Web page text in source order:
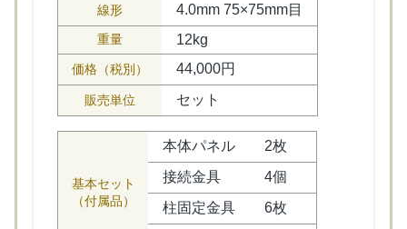
線形 4.0mm 75×75mm目
重量 12kg
価格（税別） 44,000円
販売単位 セット
基本セット
（付属品）
本体パネル
2枚
接続金具
4個
柱固定金具
6枚